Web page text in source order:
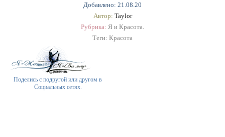
Добавлено: 21.08.20
Автор: Taylor
Рубрика: Я и Красота.
Теги: Красота
Поделись с подругой или другом в
Социальных сетях.